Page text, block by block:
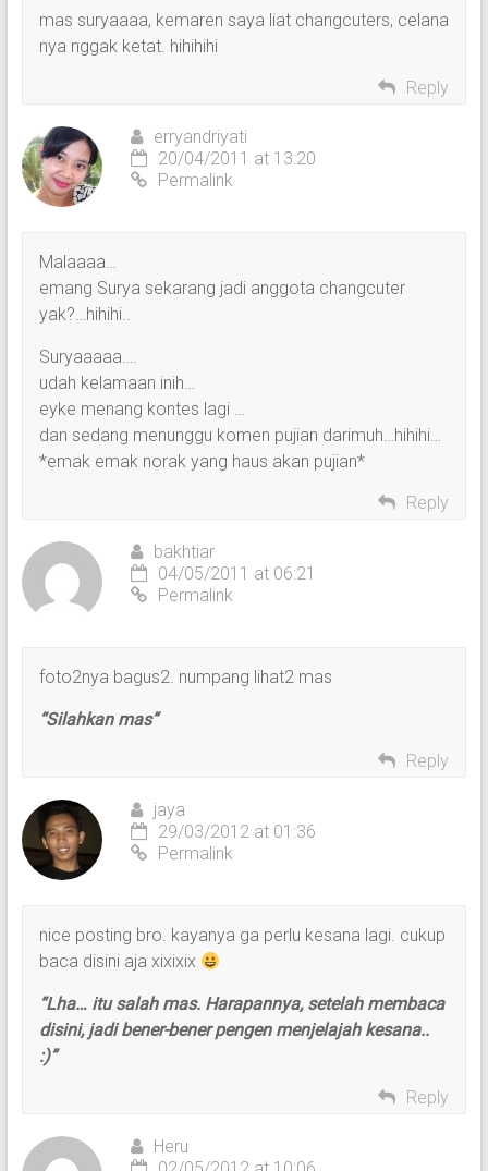
mas suryaaaa, kemaren saya liat changcuters, celana
nya nggak ketat. hihihihi
Reply
erryandriyati
20/04/2011 at 13:20
Permalink
Malaaaa…
emang Surya sekarang jadi anggota changcuter
yak?…hihihi..
Suryaaaaa….
udah kelamaan inih…
eyke menang kontes lagi …
dan sedang menunggu komen pujian darimuh…hihihi…
*emak emak norak yang haus akan pujian*
Reply
bakhtiar
04/05/2011 at 06:21
Permalink
foto2nya bagus2. numpang lihat2 mas
“Silahkan mas”
Reply
jaya
29/03/2012 at 01:36
Permalink
nice posting bro. kayanya ga perlu kesana lagi. cukup
baca disini aja xixixix
“Lha… itu salah mas. Harapannya, setelah membaca
disini, jadi bener-bener pengen menjelajah kesana..
:)”
Reply
Heru